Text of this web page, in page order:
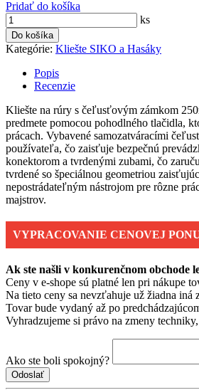
Pridať do košíka
ks
Do košíka
Kategórie: Kliešte SIKO a Hasáky
Popis
Recenzie
Kliešte na rúry s čeľusťovým zámkom
predmete pomocou pohodlného tlačidla,
prácach. Vybavené samozatváracími
používateľa, čo zaisťuje bezpečnú
konektorom a tvrdenými zubami, čo
tvrdené so špeciálnou geometriou
nepostrádateľným nástrojom pre rôzne
majstrov.
VYPRACOVANIE CENOVEJ
Ak ste našli v konkurenčnom obchode
Ceny v e-shope sú platné len pri nákupe
Na tieto ceny sa nevzťahuje už žiadna
Tovar bude vydaný až po
Vyhradzujeme si právo na zmeny
Ako ste boli spokojný?